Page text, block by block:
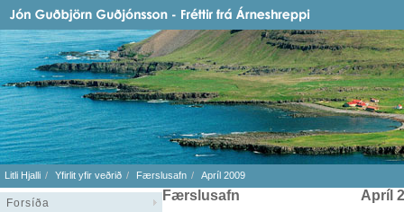
Litli Hjalli Yfirlit yfir veðrið Færslusafn Apríl 2009
Forsíða
Færslusafn apríl